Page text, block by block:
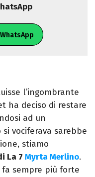
l’ingombrante
ha deciso di restare
ad un
vociferava sarebbe
stiamo
La 7 Myrta Merlino.
fa sempre più forte